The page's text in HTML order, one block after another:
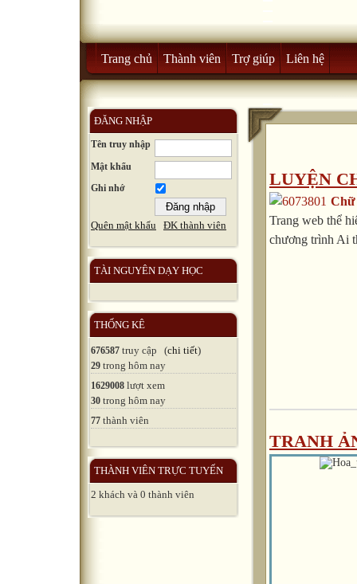
Trang chủ Thành viên Trợ giúp Liên hệ
ĐĂNG NHẬP
Tên truy nhập
Mật khẩu
Ghi nhớ
Quên mật khẩu ĐK thành viên
TÀI NGUYÊN DẠY HỌC
THỐNG KÊ
676587 truy cập (chi tiết)
29 trong hôm nay
1629008 lượt xem
30 trong hôm nay
77 thành viên
THÀNH VIÊN TRỰC TUYẾN
2 khách và 0 thành viên
LUYỆN
Chữ
Trang web thể
chương trình Ai
TRANH